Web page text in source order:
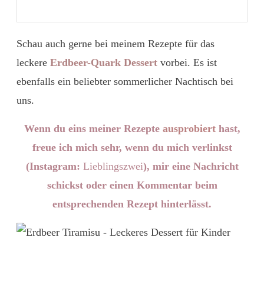
Schau auch gerne bei meinem Rezepte für das
leckere Erdbeer-Quark Dessert vorbei. Es ist
ebenfalls ein beliebter sommerlicher Nachtisch bei
uns.
Wenn du eins meiner Rezepte ausprobierthast,
freue ich mich sehr, wenn du mich verlinkst
(Instagram: Lieblingszwei), mir eine Nachricht
schickst oder einen Kommentar beim
entsprechenden Rezept hinterlässt.